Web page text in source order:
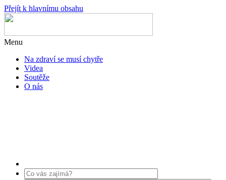
Přejít k hlavnímu obsahu
Menu
Na zdraví se musí chytře
Videa
Soutěže
O nás